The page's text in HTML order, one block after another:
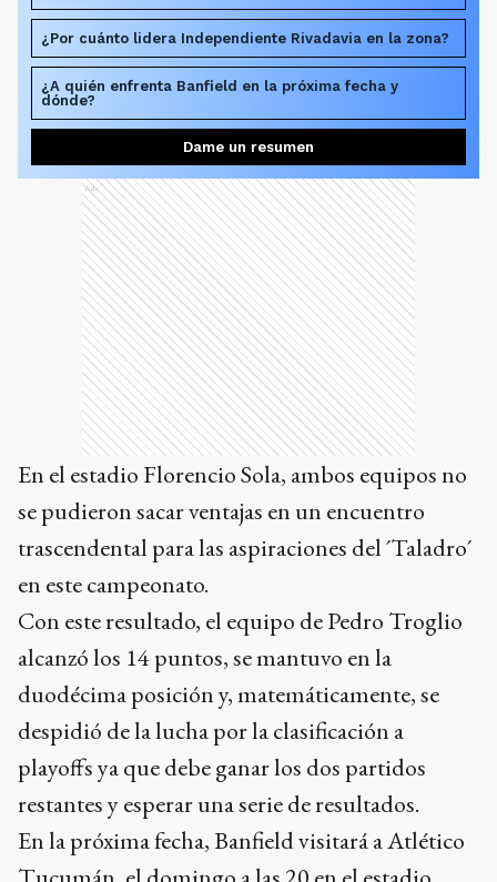
¿Por cuánto lidera Independiente Rivadavia en la zona?
¿A quién enfrenta Banfield en la próxima fecha y
dónde?
Dame un resumen
Ads
En el estadio Florencio Sola, ambos equipos no
se pudieron sacar ventajas en un encuentro
trascendental para las aspiraciones del ´Taladro´
en este campeonato.
Con este resultado, el equipo de Pedro Troglio
alcanzó los 14 puntos, se mantuvo en la
duodécima posición y, matemáticamente, se
despidió de la lucha por la clasificación a
playoffs ya que debe ganar los dos partidos
restantes y esperar una serie de resultados.
En la próxima fecha, Banfield visitará a Atlético